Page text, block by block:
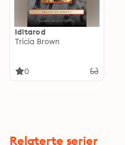
Iditarod
Tricia Brown
0
Relaterte serier